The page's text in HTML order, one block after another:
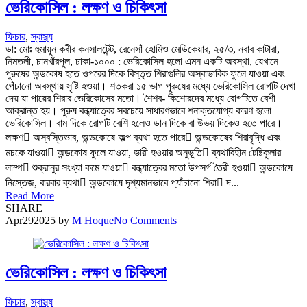
ভেরিকোসিল : লক্ষণ ও চিকিৎসা
ফিচার,স্বাস্থ্য
ডা: মোঃ হুমায়ুন কবীর কনসালটেন্ট, রেনেসাঁ হোমিও মেডিকেয়ার, ২৫/৩, নবাব কাটারা,
নিমতলী, চানখাঁরপুল, ঢাকা-১০০০ : ভেরিকোসিল হলো এমন একটি অবস্থা, যেখানে
পুরুষের অন্ডকোষ হতে ওপরের দিকে বিস্তৃত শিরাগুলির অস্বাভাবিক ফুলে যাওয়া এবং
পেঁচানো অবস্থায় সৃষ্টি হওয়া। শতকরা ১৫ ভাগ পুরুষের মধ্যে ভেরিকোসিল রোগটি দেখা
দেয় যা পায়ের শিরার ভেরিকোসের মতো। শৈশব- কিশোরদের মধ্যে রোগটিতে বেশী
আক্রান্ত হয়। পুরুষ বন্ধ্যাত্বের সবচেয়ে সাধারণভাবে শনাক্তযোগ্য কারণ হলো
ভেরিকোসিল। বাম দিকে রোগটি বেশি হলেও ডান দিকে বা উভয় দিকেও হতে পারে।
লক্ষণ অস্বস্তিভাব, অন্ডকোষে অল্প ব্যথা হতে পারে অন্ডকোষের শিরাবৃদ্ধি এবং
মচকে যাওয়া অন্ডকোষ ফুলে যাওয়া, ভারী হওয়ার অনুভূতি ব্যথাবিহীন টেষ্টিকুলার
লাম্প শুক্রানুর সংখ্যা কমে যাওয়া বন্ধ্যাত্বের মতো উপসর্গ তৈরী হওয়া অন্ডকোষে
নিস্তেজ, বারবার ব্যথা অন্ডকোষে দৃশ্যমানভাবে প্যাঁচানো শিরা দ...
Read More
SHARE
Apr292025 by M HoqueNo Comments
ভেরিকোসিল : লক্ষণ ও চিকিৎসা
ফিচার,স্বাস্থ্য